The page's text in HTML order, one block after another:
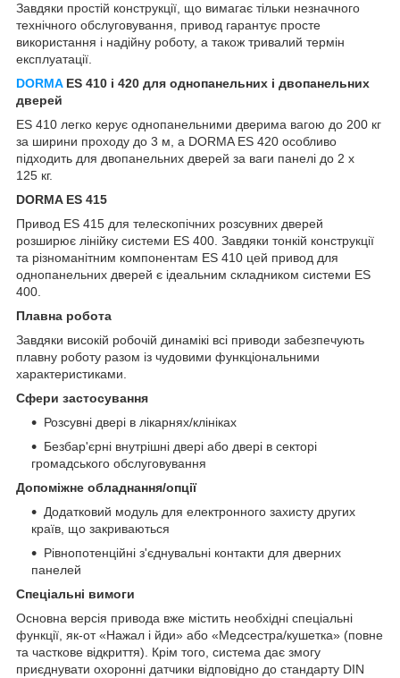
Завдяки простій конструкції, що вимагає тільки незначного
технічного обслуговування, привод гарантує просте
використання і надійну роботу, а також тривалий термін
експлуатації.
DORMAES 410 і 420 для однопанельних і двопанельних
дверей
ES 410 легко керує однопанельними дверима вагою до 200 кг
за ширини проходу до 3 м, а DORMA ES 420 особливо
підходить для двопанельних дверей за ваги панелі до 2 х
125 кг.
DORMA ES 415
Привод ES 415 для телескопічних розсувних дверей
розширює лінійку системи ES 400. Завдяки тонкій конструкції
та різноманітним компонентам ES 410 цей привод для
однопанельних дверей є ідеальним складником системи ES
400.
Плавна робота
Завдяки високій робочій динамікі всі приводи забезпечують
плавну роботу разом із чудовими функціональними
характеристиками.
Сфери застосування
Розсувні двері в лікарнях/клініках
Безбар'єрні внутрішні двері або двері в секторі
громадського обслуговування
Допоміжне обладнання/опції
Додатковий модуль для електронного захисту других
країв, що закриваються
Рівнопотенційні з'єднувальні контакти для дверних
панелей
Спеціальні вимоги
Основна версія привода вже містить необхідні спеціальні
функції, як-от «Нажал і йди» або «Медсестра/кушетка» (повне
та часткове відкриття). Крім того, система дає змогу
приєднувати охоронні датчики відповідно до стандарту DIN